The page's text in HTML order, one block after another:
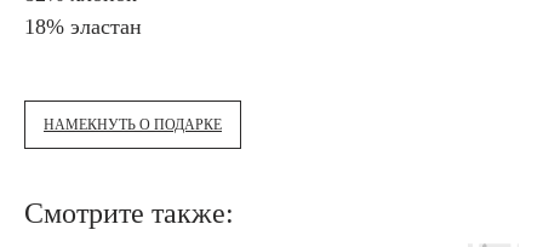
18% эластан
НАМЕКНУТЬ О ПОДАРКЕ
Смотрите также: